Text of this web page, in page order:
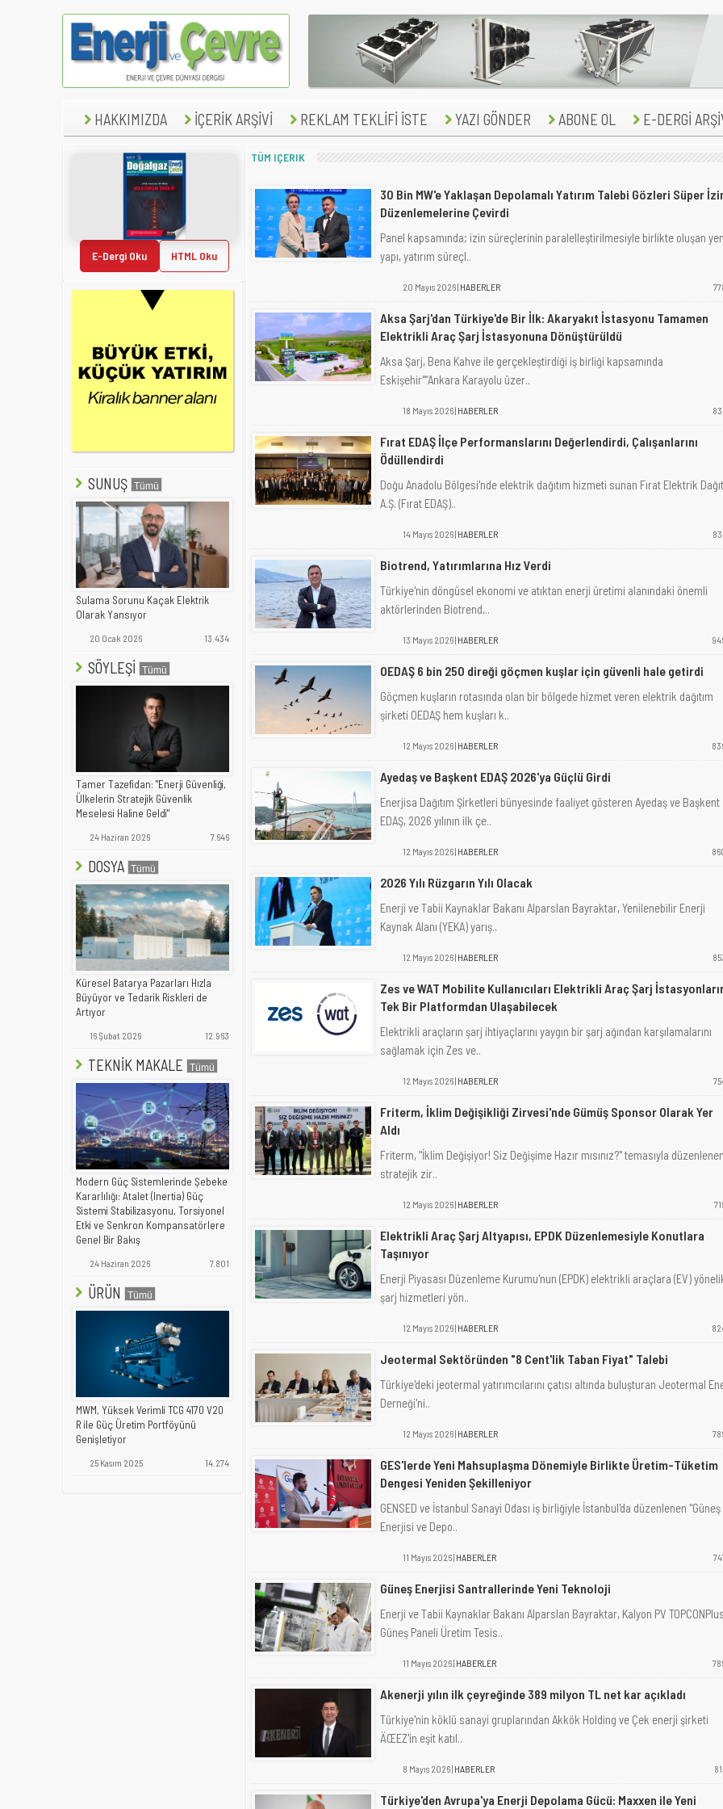
HAKKIMIZDA İÇERİK ARŞİVİ REKLAM TEKLİFİ İSTE YAZI GÖNDER ABONE OL E-DERGİ
E-Dergi Oku HTML Oku
SUNUŞ
Sulama Sorunu Kaçak Elektrik
Olarak Yansıyor
20 Ocak 2026 13.434
SÖYLEŞİ
Tamer Tazefidan: "Enerji Güvenliği,
Ülkelerin Stratejik Güvenlik
Meselesi Haline Geldi"
24 Haziran 2026 7.646
DOSYA
Küresel Batarya Pazarları Hızla
Büyüyor ve Tedarik Riskleri de
Artıyor
16 Şubat 2026 12.963
TEKNİK MAKALE
Modern Güç Sistemlerinde Şebeke
Kararlılığı: Atalet (Inertia) Güç
Sistemi Stabilizasyonu, Torsiyonel
Etki ve Senkron Kompansatörlere
Genel Bir Bakış
24 Haziran 2026 7.801
ÜRÜN
MWM, Yüksek Verimli TCG 4170 V20
R ile Güç Üretim Portföyünü
Genişletiyor
25 Kasım 2025 14.274
TÜM IÇERIK
30 Bin MW'e Yaklaşan Depolamalı Yatırım Talebi Gözleri Süper
Düzenlemelerine Çevirdi
Panel kapsamında; izin süreçlerinin paralelleştirilmesiyle birlikte oluşan
yapı, yatırım süreçl..
20 Mayıs 2026 | HABERLER
Aksa Şarj'dan Türkiye'de Bir İlk: Akaryakıt İstasyonu Tamamen
Elektrikli Araç Şarj İstasyonuna Dönüştürüldü
Aksa Şarj, Bena Kahve ile gerçekleştirdiği iş birliği kapsamında
Eskişehir"“Ankara Karayolu üzer..
18 Mayıs 2026 | HABERLER
Fırat EDAŞ İlçe Performanslarını Değerlendirdi, Çalışanlarını
Ödüllendirdi
Doğu Anadolu Bölgesi'nde elektrik dağıtım hizmeti sunan Fırat Elektrik
A.Ş. (Fırat EDAŞ)..
14 Mayıs 2026 | HABERLER
Biotrend, Yatırımlarına Hız Verdi
Türkiye'nin döngüsel ekonomi ve atıktan enerji üretimi alanındaki önemli
aktörlerinden Biotrend,..
13 Mayıs 2026 | HABERLER
OEDAŞ 6 bin 250 direği göçmen kuşlar için güvenli hale getirdi
Göçmen kuşların rotasında olan bir bölgede hizmet veren elektrik dağıtım
şirketi OEDAŞ hem kuşları k..
12 Mayıs 2026 | HABERLER
Ayedaş ve Başkent EDAŞ 2026'ya Güçlü Girdi
Enerjisa Dağıtım Şirketleri bünyesinde faaliyet gösteren Ayedaş ve Başkent
EDAŞ, 2026 yılının ilk çe..
12 Mayıs 2026 | HABERLER
2026 Yılı Rüzgarın Yılı Olacak
Enerji ve Tabii Kaynaklar Bakanı Alparslan Bayraktar, Yenilenebilir Enerji
Kaynak Alanı (YEKA) yarış..
12 Mayıs 2026 | HABERLER
Zes ve WAT Mobilite Kullanıcıları Elektrikli Araç Şarj
Tek Bir Platformdan Ulaşabilecek
Elektrikli araçların şarj ihtiyaçlarını yaygın bir şarj ağından karşılamalarını
sağlamak için Zes ve..
12 Mayıs 2026 | HABERLER
Friterm, İklim Değişikliği Zirvesi'nde Gümüş Sponsor Olarak Yer
Aldı
Friterm, "İklim Değişiyor! Siz Değişime Hazır mısınız?" temasıyla düzenlenen
stratejik zir..
12 Mayıs 2026 | HABERLER
Elektrikli Araç Şarj Altyapısı, EPDK Düzenlemesiyle Konutlara
Taşınıyor
Enerji Piyasası Düzenleme Kurumu'nun (EPDK) elektrikli araçlara (EV)
şarj hizmetleri yön..
12 Mayıs 2026 | HABERLER
Jeotermal Sektöründen "8 Cent'lik Taban Fiyat" Talebi
Türkiye'deki jeotermal yatırımcılarını çatısı altında buluşturan Jeotermal
Derneği'ni..
12 Mayıs 2026 | HABERLER
GES'lerde Yeni Mahsuplaşma Dönemiyle Birlikte Üretim-Tüketim
Dengesi Yeniden Şekilleniyor
GENSED ve İstanbul Sanayi Odası iş birliğiyle İstanbul'da düzenlenen "Güneş
Enerjisi ve Depo..
11 Mayıs 2026 | HABERLER
Güneş Enerjisi Santrallerinde Yeni Teknoloji
Enerji ve Tabii Kaynaklar Bakanı Alparslan Bayraktar, Kalyon PV TOPCONPlus
Güneş Paneli Üretim Tesis..
11 Mayıs 2026 | HABERLER
Akenerji yılın ilk çeyreğinde 389 milyon TL net kar açıkladı
Türkiye'nin köklü sanayi gruplarından Akkök Holding ve Çek enerji şirketi
ÄŒEZ'in eşit katıl..
8 Mayıs 2026 | HABERLER
Türkiye'den Avrupa'ya Enerji Depolama Gücü: Maxxen ile Yeni